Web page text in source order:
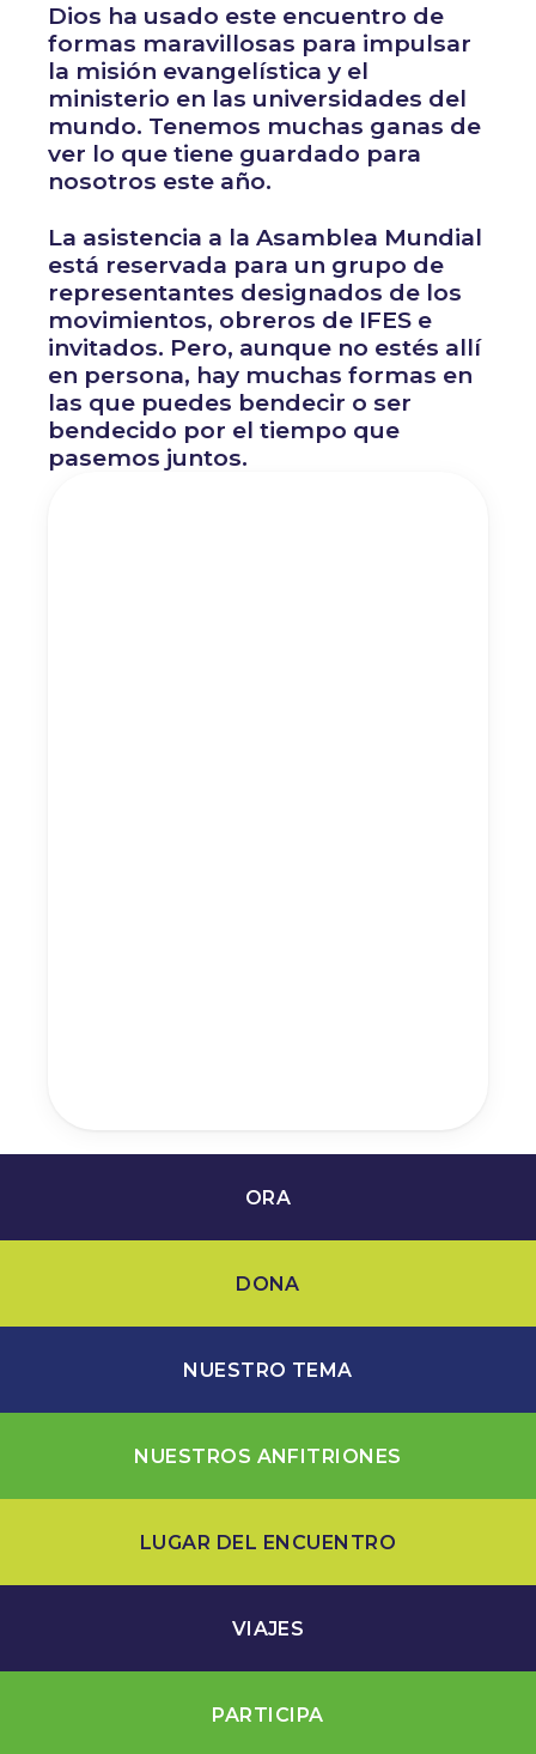
Dios ha usado este encuentro de
formas maravillosas para impulsar
la misión evangelística y el
ministerio en las universidades del
mundo. Tenemos muchas ganas de
ver lo que tiene guardado para
nosotros este año.
La asistencia a la Asamblea Mundial
está reservada para un grupo de
representantes designados de los
movimientos, obreros de IFES e
invitados. Pero, aunque no estés allí
en persona, hay muchas formas en
las que puedes bendecir o ser
bendecido por el tiempo que
pasemos juntos.
ORA
DONA
NUESTRO TEMA
NUESTROS ANFITRIONES
LUGAR DEL ENCUENTRO
VIAJES
PARTICIPA